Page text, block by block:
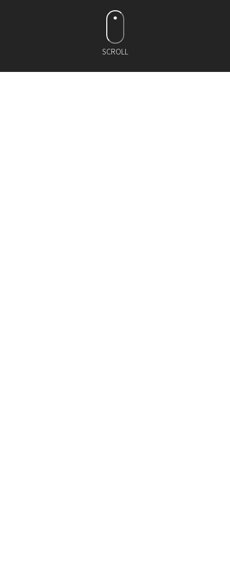
SCROLL